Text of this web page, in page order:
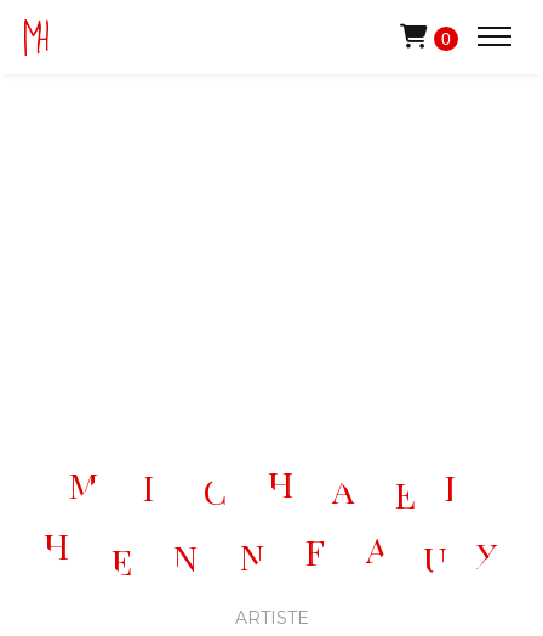
0
M
H
I
E
C
N
H
N
A
ARTISTE
E A U
E
L
X